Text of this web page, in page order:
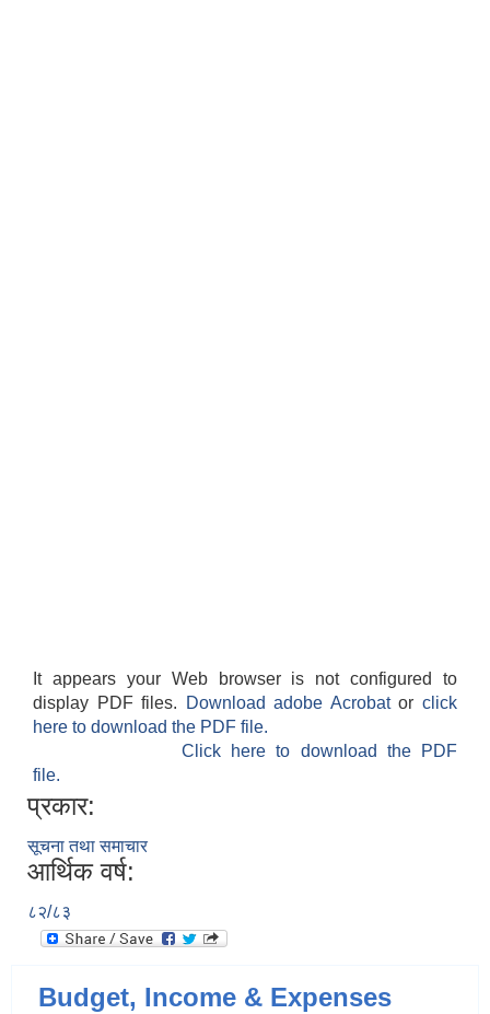
It appears your Web browser is not configured to
display PDF files.
Download adobe Acrobatorclick
here to download the PDF file.
Click here to download the PDF
file.
प्रकार:
सूचना तथा समाचार
आर्थिक वर्ष:
८२/८३
Budget, Income & Expenses